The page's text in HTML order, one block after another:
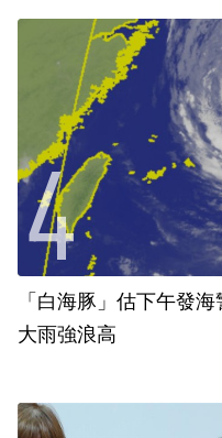
「白海豚」估下午發
大雨強浪高